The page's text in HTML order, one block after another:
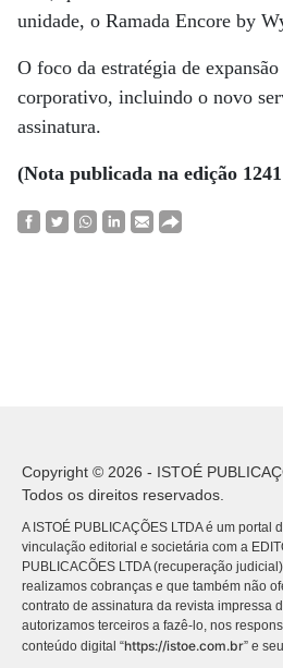
unidade, o Ramada Encore by
O foco da estratégia de
corporativo, incluindo o novo
assinatura.
(Nota publicada na edição
Copyright © 2026 - ISTOÉ
Todos os direitos reservados.
A ISTOÉ PUBLICAÇÕES LTDA é um portal
vinculação editorial e societária com a
PUBLICACÕES LTDA (recuperação
realizamos cobranças e que também não
contrato de assinatura da revista impressa
autorizamos terceiros a fazê-lo, nos
conteúdo digital “https://istoe.com.br” e